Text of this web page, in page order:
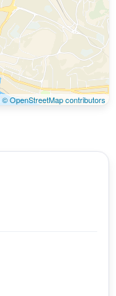
© OpenStreetMap contributors